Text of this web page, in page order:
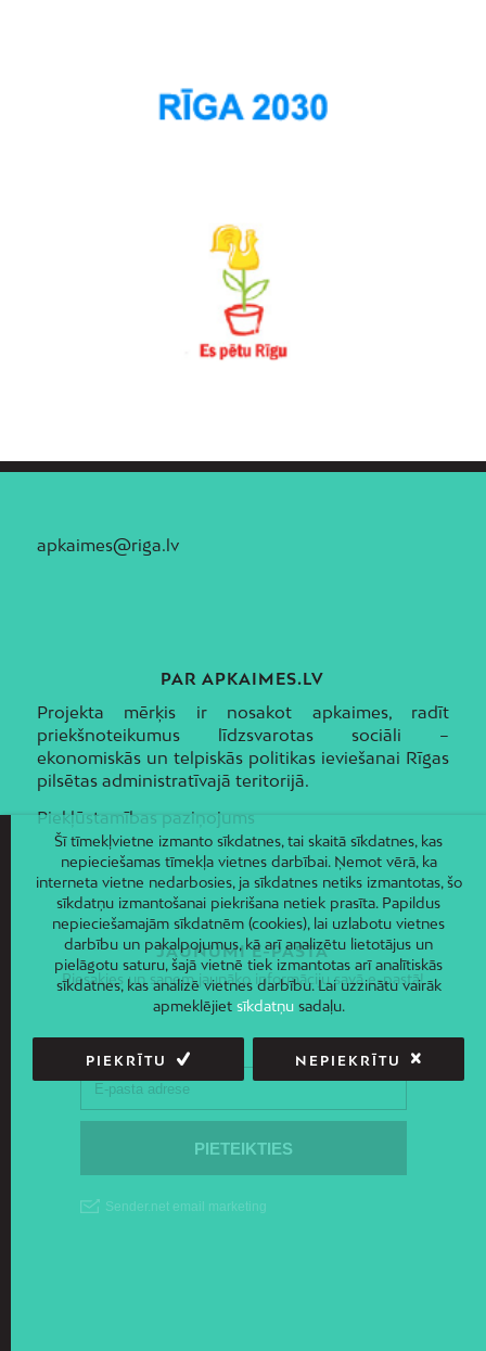
apkaimes@riga.lv
PAR APKAIMES.LV
Projekta mērķis ir nosakot apkaimes, radīt
priekšnoteikumus līdzsvarotas sociāli –
ekonomiskās un telpiskās politikas ieviešanai Rīgas
pilsētas administratīvajā teritorijā.
Piekļūstamības paziņojums
JAUNUMI E-PASTĀ
Piesakies un saņem jaunāko informāciju savā e-pastā!
Šī tīmekļvietne izmanto sīkdatnes, tai skaitā sīkdatnes, kas
nepieciešamas tīmekļa vietnes darbībai. Ņemot vērā, ka
interneta vietne nedarbosies, ja sīkdatnes netiks izmantotas, šo
sīkdatņu izmantošanai piekrišana netiek prasīta. Papildus
nepieciešamajām sīkdatnēm (cookies), lai uzlabotu vietnes
darbību un pakalpojumus, kā arī analizētu lietotājus un
pielāgotu saturu, šajā vietnē tiek izmantotas arī analītiskās
sīkdatnes, kas analizē vietnes darbību. Lai uzzinātu vairāk
apmeklējiet sīkdatņusadaļu.
PIEKRĪTU NEPIEKRĪTU